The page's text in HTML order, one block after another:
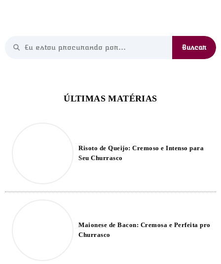
Risoto de Queijo: Cremoso e Intenso para
Seu Churrasco
Maionese de Bacon: Cremosa e Perfeita pro
Churrasco